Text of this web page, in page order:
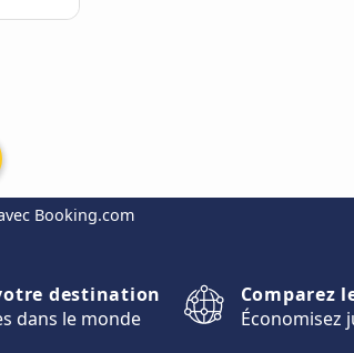
Booking.com
destination
dans le monde
Comparez
Économisez